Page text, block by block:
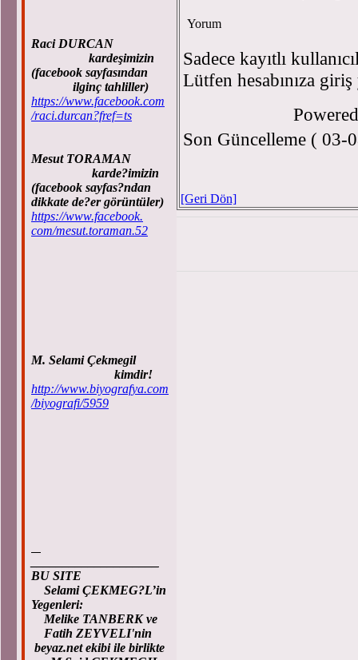
Raci DURCAN
kardeşimizin
(facebook sayfasından
ilginç tahliller)
https://www.facebook.com
/raci.durcan?fref=ts
Mesut TORAMAN
karde?imizin
(facebook sayfas?ndan
dikkate de?er görüntüler)
https://www.facebook.
com/mesut.toraman.52
M. Selami Çekmegil
kimdir!
http://www.biyografya.com
/biyografi/5959
BU SITE
Selami ÇEKMEG?L’in
Yegenleri:
Melike TANBERK ve
Fatih ZEYVELI'nin
beyaz.net ekibi ile birlikte
Yorum
Sadece kayıtlı
Lütfen hesabınıza
Son Güncelleme ( 03-
[Geri Dön]